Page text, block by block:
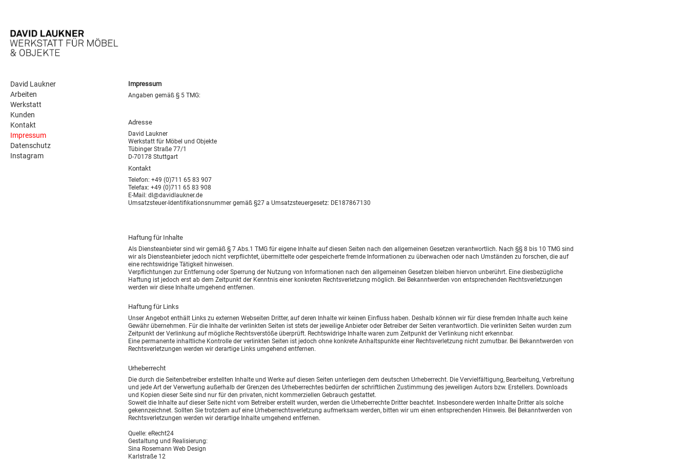
David Laukner
Arbeiten
Werkstatt
Kunden
Kontakt
Impressum
Datenschutz
Instagram
Impressum
Angaben gemäß § 5 TMG:
Adresse
David Laukner
Werkstatt für Möbel und Objekte
Tübinger Straße 77/1
D-70178 Stuttgart
Kontakt
Telefon: +49 (0)711 65 83 907
Telefax: +49 (0)711 65 83 908
E-Mail: dl@davidlaukner.de
Umsatzsteuer-Identifikationsnummer gemäß §27 a Umsatzsteuergesetz: DE187867130
Haftung für Inhalte
Als Diensteanbieter sind wir gemäß § 7 Abs.1 TMG für eigene Inhalte auf diesen Seiten nach den allgemeinen Gesetzen verantwortlich. Nach §§ 8 bis 10 TMG sind
wir als Diensteanbieter jedoch nicht verpflichtet, übermittelte oder gespeicherte fremde Informationen zu überwachen oder nach Umständen zu forschen, die auf
eine rechtswidrige Tätigkeit hinweisen.
Verpflichtungen zur Entfernung oder Sperrung der Nutzung von Informationen nach den allgemeinen Gesetzen bleiben hiervon unberührt. Eine diesbezügliche
Haftung ist jedoch erst ab dem Zeitpunkt der Kenntnis einer konkreten Rechtsverletzung möglich. Bei Bekanntwerden von entsprechenden Rechtsverletzungen
werden wir diese Inhalte umgehend entfernen.
Haftung für Links
Unser Angebot enthält Links zu externen Webseiten Dritter, auf deren Inhalte wir keinen Einfluss haben. Deshalb können wir für diese fremden Inhalte auch keine
Gewähr übernehmen. Für die Inhalte der verlinkten Seiten ist stets der jeweilige Anbieter oder Betreiber der Seiten verantwortlich. Die verlinkten Seiten wurden zum
Zeitpunkt der Verlinkung auf mögliche Rechtsverstöße überprüft. Rechtswidrige Inhalte waren zum Zeitpunkt der Verlinkung nicht erkennbar.
Eine permanente inhaltliche Kontrolle der verlinkten Seiten ist jedoch ohne konkrete Anhaltspunkte einer Rechtsverletzung nicht zumutbar. Bei Bekanntwerden von
Rechtsverletzungen werden wir derartige Links umgehend entfernen.
Urheberrecht
Die durch die Seitenbetreiber erstellten Inhalte und Werke auf diesen Seiten unterliegen dem deutschen Urheberrecht. Die Vervielfältigung, Bearbeitung, Verbreitung
und jede Art der Verwertung außerhalb der Grenzen des Urheberrechtes bedürfen der schriftlichen Zustimmung des jeweiligen Autors bzw. Erstellers. Downloads
und Kopien dieser Seite sind nur für den privaten, nicht kommerziellen Gebrauch gestattet.
Soweit die Inhalte auf dieser Seite nicht vom Betreiber erstellt wurden, werden die Urheberrechte Dritter beachtet. Insbesondere werden Inhalte Dritter als solche
gekennzeichnet. Sollten Sie trotzdem auf eine Urheberrechtsverletzung aufmerksam werden, bitten wir um einen entsprechenden Hinweis. Bei Bekanntwerden von
Rechtsverletzungen werden wir derartige Inhalte umgehend entfernen.
Quelle: eRecht24
Gestaltung und Realisierung:
Sina Rosemann Web Design
Karlstraße 12